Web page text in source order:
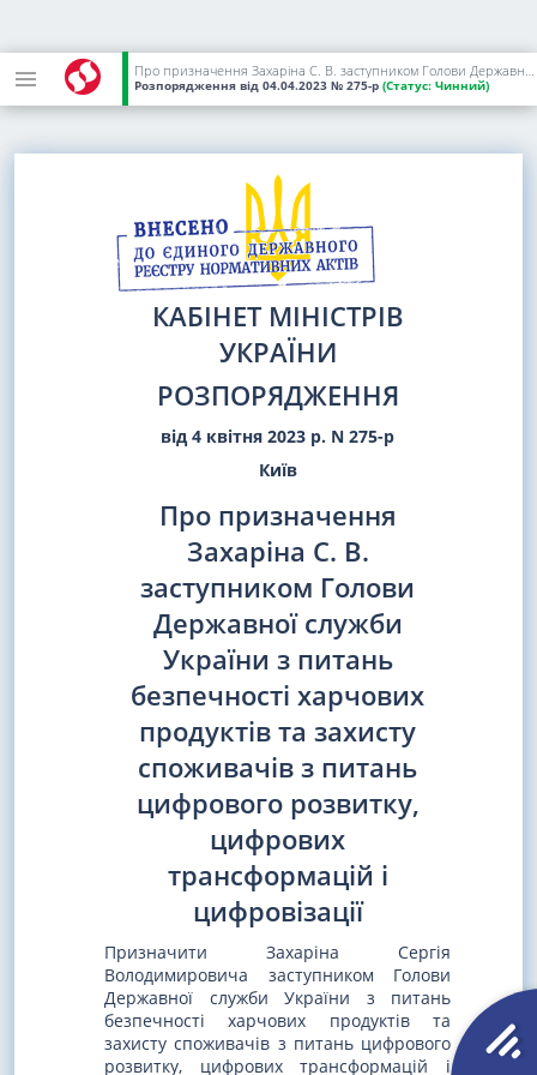
Про призначення Захаріна С. В. заступником Голови Державної служби України з питань безпечності харчових продуктів та захисту споживачів з питань цифрового розвитку, цифрових трансформацій і цифровізації
Розпорядження від 04.04.2023 № 275-р (Статус: Чинний)
КАБІНЕТ МІНІСТРІВ
УКРАЇНИ
РОЗПОРЯДЖЕННЯ
від 4 квітня 2023 р. N 275-р
Київ
Про призначення
Захаріна С. В.
заступником Голови
Державної служби
України з питань
безпечності харчових
продуктів та захисту
споживачів з питань
цифрового розвитку,
цифрових
трансформацій і
цифровізації
Призначити Захаріна Сергія
Володимировича заступником Голови
Державної служби України з питань
безпечності харчових продуктів та
захисту споживачів з питань цифрового
розвитку, цифрових трансформацій і